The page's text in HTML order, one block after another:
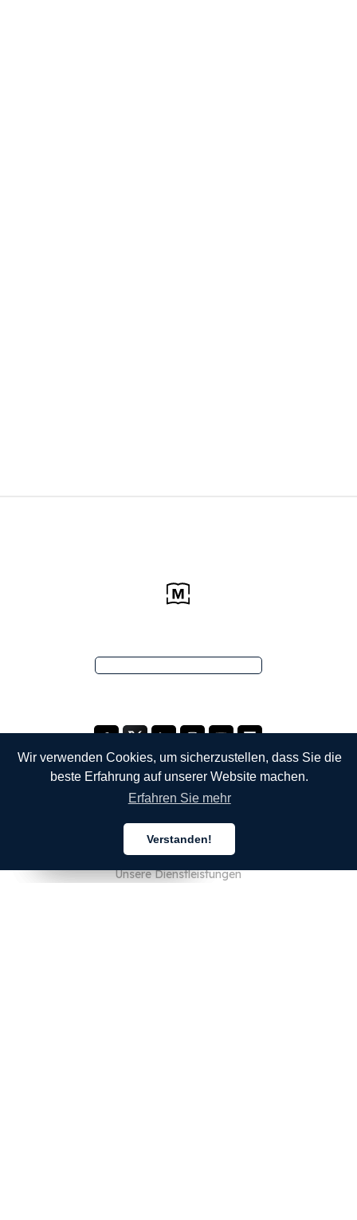
Wir verwenden Cookies, um sicherzustellen, dass Sie die
beste Erfahrung auf unserer Website machen.
Erfahren Sie mehr
Verstanden!
Über uns
Unsere Dienstleistungen
Deutsch
Deutsch
Deutsch